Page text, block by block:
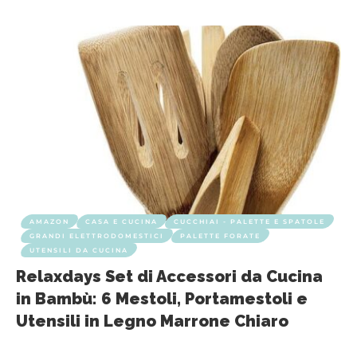
AMAZON CASA E CUCINA
CUCCHIAI - PALETTE E SPATOLE
GRANDI ELETTRODOMESTICI
PALETTE FORATE
UTENSILI DA CUCINA
Relaxdays Set di Accessori da Cucina
in Bambù: 6 Mestoli, Portamestoli e
Utensili in Legno Marrone Chiaro